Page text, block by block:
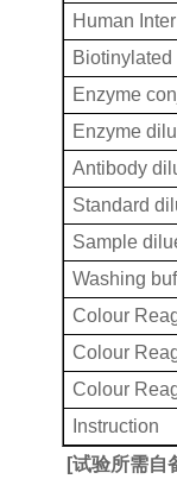
Human
Enzyme
Enzyme
Antibody
Standard
Sample
Washing
Colour
Colour
Colour
Instruction
[试验所需自